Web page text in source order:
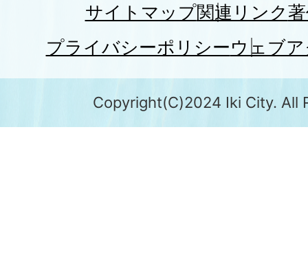
サイトマップ関連リンク
プライバシーポリシーウェブ
Copyright(C)2024 Iki City. All